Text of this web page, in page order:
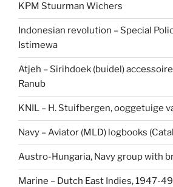
KPM Stuurman Wichers
Indonesian revolution – Special
Istimewa
Atjeh – Sirihdoek (buidel)
Ranub
KNIL – H. Stuifbergen, ooggetuige
Navy – Aviator (MLD) logbooks
Austro-Hungaria, Navy group with
Marine – Dutch East Indies, 1947-49